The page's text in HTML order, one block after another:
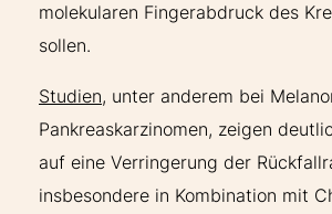
molekularen Fingerabdruck des
sollen.
Studien, unter anderem bei
Pankreaskarzinomen, zeigen
auf eine Verringerung der
insbesondere in Kombination mit